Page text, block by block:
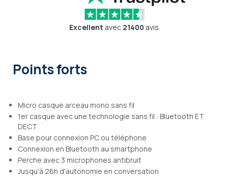
Excellent avec 21400 avis
Points forts
Micro casque arceau mono sans fil
1er casque avec une technologie sans fil : Bluetooth ET
DECT
Base pour connexion PC ou téléphone
Connexion en Bluetooth au smartphone
Perche avec 3 microphones antibruit
Jusqu'à 26h d'autonomie en conversation